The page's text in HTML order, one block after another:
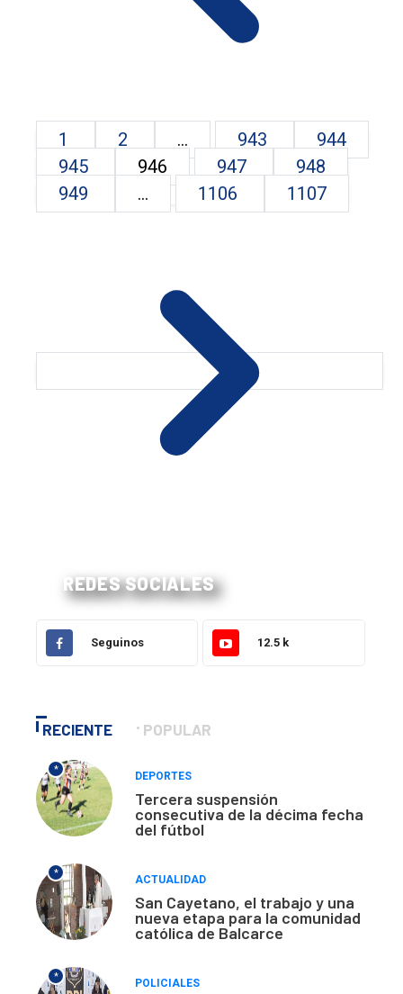
1 2 ... 943
944
945
946 947
948
949
... 1106 1107
REDES SOCIALES
Seguinos 12.5 k
RECIENTE POPULAR
*
DEPORTES
Tercera suspensión
consecutiva de la décima fecha
del fútbol
*
ACTUALIDAD
San Cayetano, el trabajo y una
nueva etapa para la comunidad
católica de Balcarce
*
POLICIALES